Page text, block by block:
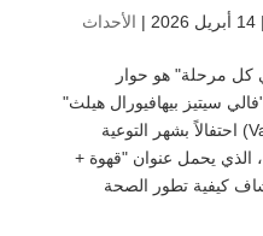
| 14 أبريل 2026 | الأحداث
كل مرحلة" هو حوار
سيتيز بيهافيورال هيلث"
(Valley Cities Behavioral Health) احتفالاً بشهر التوعية
الذي يحمل عنوان "قهوة +
كيفية تطور الصحة